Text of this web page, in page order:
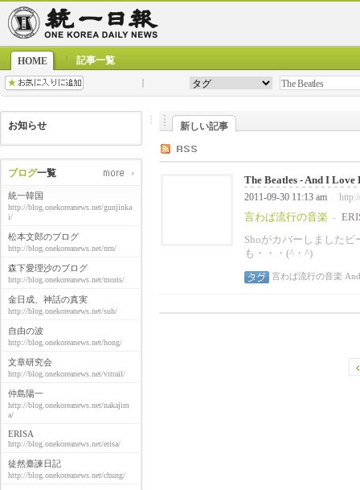
HOME 記事一覧
お知らせ
ブログ一覧
統一韓国
http://blog.onekoreanews.net/gunjinka
i/
松本文郎のブログ
http://blog.onekoreanews.net/nrn/
森下愛理沙のブログ
http://blog.onekoreanews.net/moris/
金日成、神話の真実
http://blog.onekoreanews.net/suh/
自由の波
http://blog.onekoreanews.net/hong/
文章研究会
http://blog.onekoreanews.net/vitrail/
仲島陽一
http://blog.onekoreanews.net/nakajim
a/
ERISA
http://blog.onekoreanews.net/erisa/
徒然臺諫日記
http://blog.onekoreanews.net/chung/
新しい記事
The Beatles - And I Love
2011-09-30 11:13 am
言わば流行の音楽 -
Shoがカバーしました
も・・・(^・^)
言わば流行の音楽